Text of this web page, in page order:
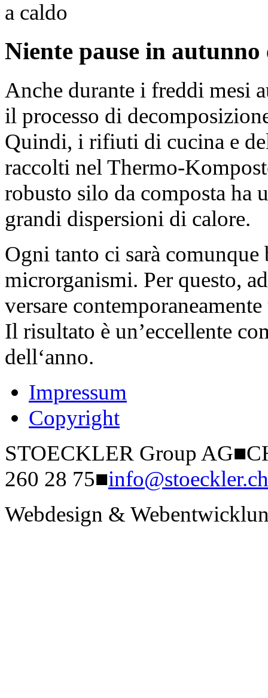
Niente pause in autunno
Anche durante i freddi mesi
il processo di
Quindi, i rifiuti di cucina e
raccolti nel Thermo-
robusto silo da composta ha
grandi dispersioni di calore.
Ogni tanto ci sarà
microrganismi. Per questo,
versare
Il risultato è un’eccellente
dell‘anno.
Impressum
Copyright
STOECKLER Group AG■
260 28 75■info@stoeckler.ch
Webdesign &